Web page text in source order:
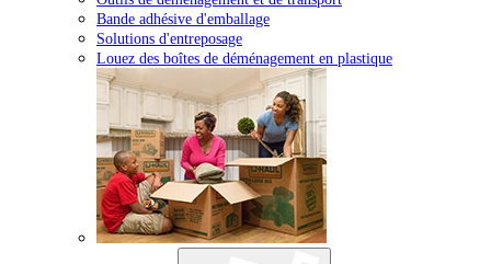
Bande adhésive d'emballage
Solutions d'entreposage
Louez des boîtes de déménagement en plastique